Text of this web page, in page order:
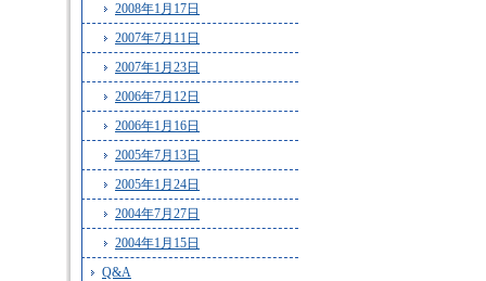
2008年1月17日
2007年7月11日
2007年1月23日
2006年7月12日
2006年1月16日
2005年7月13日
2005年1月24日
2004年7月27日
2004年1月15日
Q&A